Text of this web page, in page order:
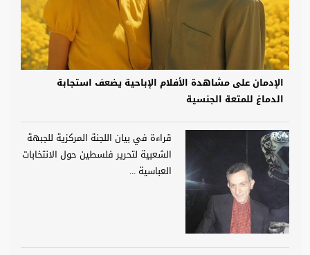
الإدمان على مشاهدة الأفلام الإباحية يضعف استجابة
الدماغ للمتعة الجنسية
قراءة في بيان اللجنة المركزية للجبهة
الشعبية لتحرير فلسطين حول الانتخابات
العباسية ...